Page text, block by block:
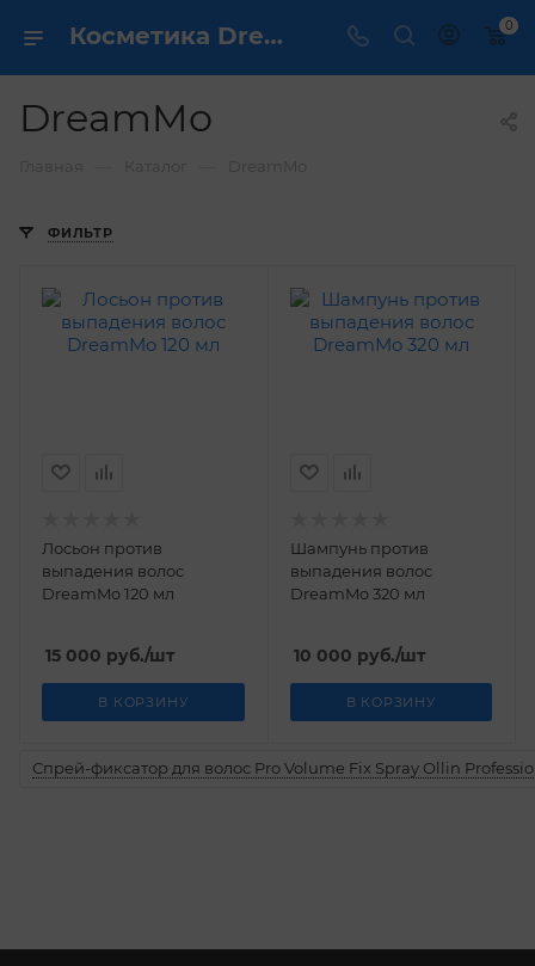
Косметика DreamMo - купить в интернет магазине ✔️ по выгодной цене 0
DreamMo
ФИЛЬТР
Лосьон против
выпадения волос
DreamMo 120 мл
15 000 руб./шт
В КОРЗИНУ
Шампунь против
выпадения волос
DreamMo 320 мл
10 000 руб./шт
В КОРЗИНУ
Спрей-фиксатор для волос Pro Volume Fix Spray Ollin